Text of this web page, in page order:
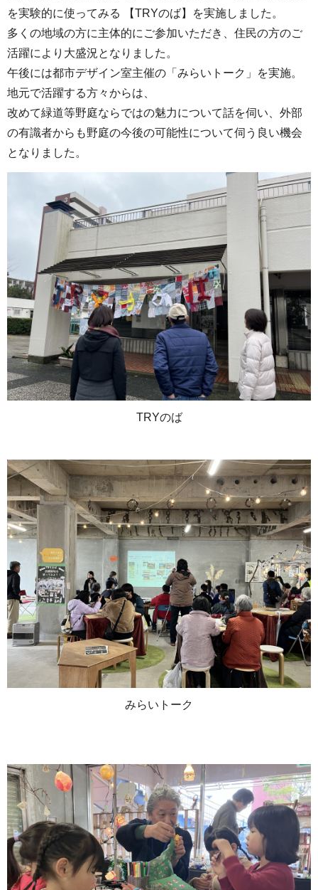
を実験的に使ってみる 【TRYのば】を実施しました。
多くの地域の方に主体的にご参加いただき、住民の方のご
活躍により大盛況となりました。
午後には都市デザイン室主催の「みらいトーク」を実施。
地元で活躍する方々からは、
改めて緑道等野庭ならではの魅力について話を伺い、外部
の有識者からも野庭の今後の可能性について伺う良い機会
となりました。
TRYのば
みらいトーク